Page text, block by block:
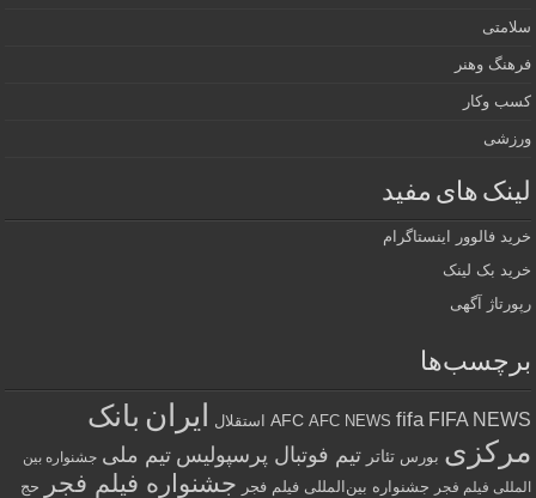
سلامتی
فرهنگ وهنر
کسب وکار
ورزشی
لینک های مفید
خرید فالوور اینستاگرام
خرید بک لینک
رپورتاژ آگهی
برچسب‌ها
AFC AFC NEWS fifa FIFA NEWS استقلال ایران بانک
مرکزی بورس تئاتر تیم فوتبال پرسپولیس تیم ملی جشنواره بین
المللی فیلم فجر جشنواره بین‌المللی فیلم فجر جشنواره فیلم فجر
حج